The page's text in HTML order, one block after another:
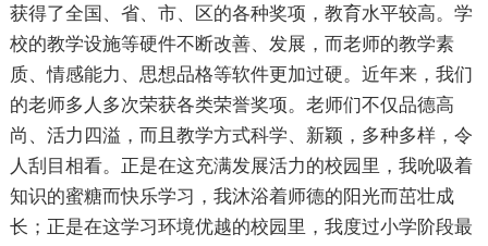
获得了全国、省、市、区的各种奖项，教育水平较高。学
校的教学设施等硬件不断改善、发展，而老师的教学素
质、情感能力、思想品格等软件更加过硬。近年来，我们
的老师多人多次荣获各类荣誉奖项。老师们不仅品德高
尚、活力四溢，而且教学方式科学、新颖，多种多样，令
人刮目相看。正是在这充满发展活力的校园里，我吮吸着
知识的蜜糖而快乐学习，我沐浴着师德的阳光而茁壮成
长；正是在这学习环境优越的校园里，我度过小学阶段最